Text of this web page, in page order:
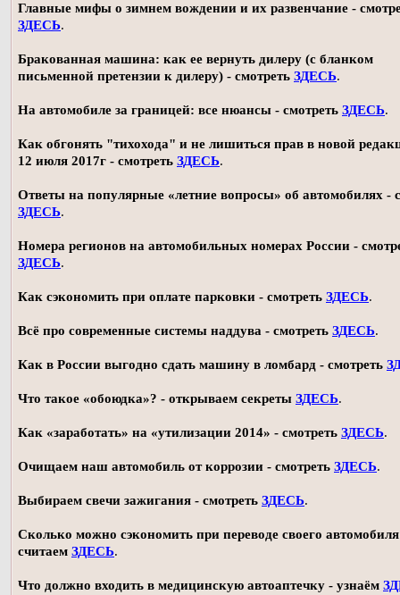
Главные мифы о зимнем вождении и их развенчание -
ЗДЕСЬ.
Бракованная машина: как ее вернуть дилеру (с бланком
письменной претензии к дилеру) - смотреть ЗДЕСЬ.
На автомобиле за границей: все нюансы - смотреть ЗДЕСЬ.
Как обгонять "тихохода" и не лишиться прав в новой
12 июля 2017г - смотреть ЗДЕСЬ.
Ответы на популярные «летние вопросы» об автомобилях -
ЗДЕСЬ.
Номера регионов на автомобильных номерах России -
ЗДЕСЬ.
Как сэкономить при оплате парковки - смотреть ЗДЕСЬ.
Всё про современные системы наддува - смотреть ЗДЕСЬ.
Как в России выгодно сдать машину в ломбард - смотреть
Что такое «обоюдка»? - открываем секреты ЗДЕСЬ.
Как «заработать» на «утилизации 2014» - смотреть ЗДЕСЬ.
Очищаем наш автомобиль от коррозии - смотреть ЗДЕСЬ.
Выбираем свечи зажигания - смотреть ЗДЕСЬ.
Сколько можно сэкономить при переводе своего автомобиля
считаем ЗДЕСЬ.
Что должно входить в медицинскую автоаптечку - узнаём